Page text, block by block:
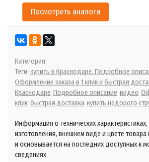
Посмотреть аналоги
Категория:
Теги: купить в Краснодаре. Подробное
Оформление заказа в 1 клик и быстрая
Краснодаре Подробное описание видео
клик быстрая доставка купить недорого
Информация о технических
изготовления, внешнем виде и цвете товара
и основывается на последних доступных к
сведениях